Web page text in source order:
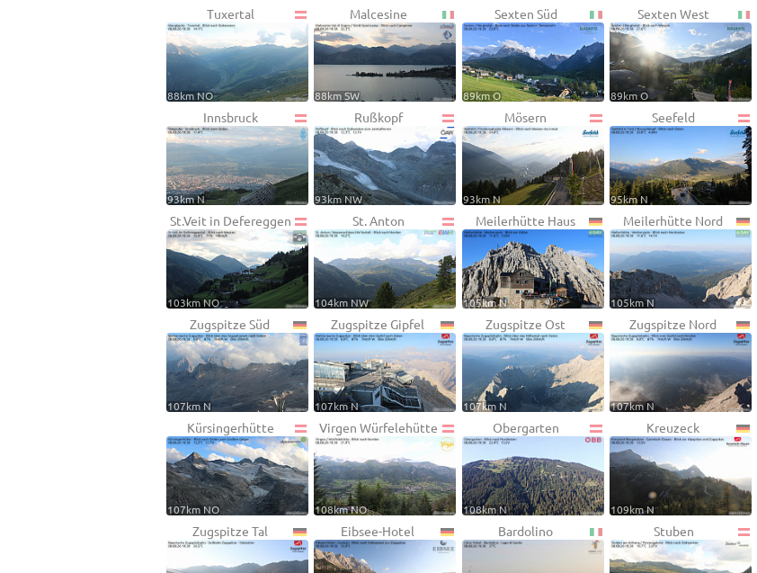
Tuxertal
88km NO
Malcesine
88km SW
Sexten Süd
89km O
Sexten West
89km O
Innsbruck
93km N
Rußkopf
93km NW
Mösern
93km N
Seefeld
95km N
St.Veit in Defereggen
103km NO
St. Anton
104km NW
Meilerhütte Haus
105km N
Meilerhütte Nord
105km N
Zugspitze Süd
107km N
Zugspitze Gipfel
107km N
Zugspitze Ost
107km N
Zugspitze Nord
107km N
Kürsingerhütte
107km NO
Virgen Würfelehütte
108km NO
Obergarten
108km N
Kreuzeck
109km N
Zugspitze Tal Eibsee-Hotel Bardolino Stuben